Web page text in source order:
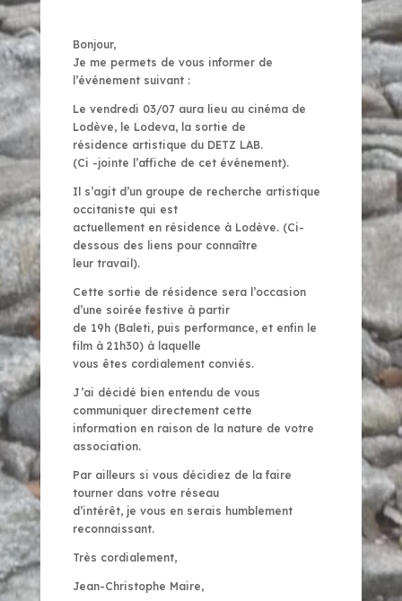
Bonjour,
Je me permets de vous informer de
l’événement suivant :
Le vendredi 03/07 aura lieu au cinéma de
Lodève, le Lodeva, la sortie de
résidence artistique du DETZ LAB.
(Ci -jointe l’affiche de cet événement).
Il s’agit d’un groupe de recherche artistique
occitaniste qui est
actuellement en résidence à Lodève. (Ci-
dessous des liens pour connaître
leur travail).
Cette sortie de résidence sera l’occasion
d’une soirée festive à partir
de 19h (Baleti, puis performance, et enfin le
film à 21h30) à laquelle
vous êtes cordialement conviés.
J’ai décidé bien entendu de vous
communiquer directement cette
information en raison de la nature de votre
association.
Par ailleurs si vous décidiez de la faire
tourner dans votre réseau
d’intérêt, je vous en serais humblement
reconnaissant.
Très cordialement,
Jean-Christophe Maire,